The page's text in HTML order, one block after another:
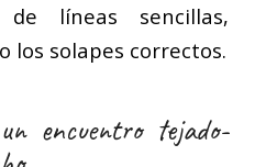
líneas sencillas,
los solapes correctos.
encuentro tejado-